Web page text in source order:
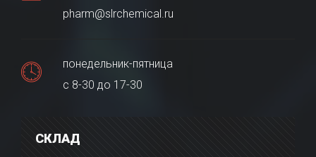
pharm@slrchemical.ru
понедельник-пятница
с 8-30 до 17-30
СКЛАД